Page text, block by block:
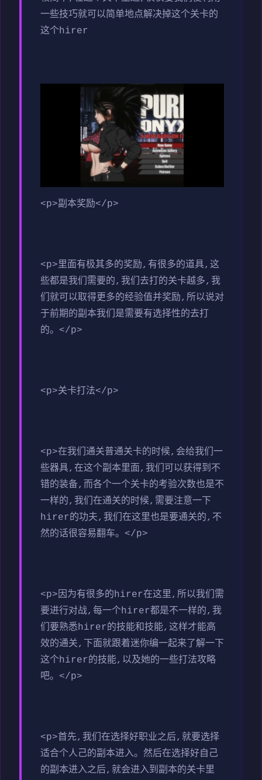
一些技巧就可以简单地点解决掉这个关卡的
这个hirer
<p>副本奖励</p>
<p>里面有极其多的奖励,有很多的道具,这
些都是我们需要的,我们去打的关卡越多,我
们就可以取得更多的经验值并奖励,所以说对
于前期的副本我们是需要有选择性的去打
的。</p>
<p>关卡打法</p>
<p>在我们通关普通关卡的时候,会给我们一
些器具,在这个副本里面,我们可以获得到不
错的装备,而各个一个关卡的考验次数也是不
一样的,我们在通关的时候,需要注意一下
hirer的功夫,我们在这里也是要通关的,不
然的话很容易翻车。</p>
<p>因为有很多的hirer在这里,所以我们需
要进行对战,每一个hirer都是不一样的,我
们要熟悉hirer的技能和技能,这样才能高
效的通关,下面就跟着迷你编一起来了解一下
这个hirer的技能,以及她的一些打法攻略
吧。</p>
<p>首先,我们在选择好职业之后,就要选择
适合个人己的副本进入。然后在选择好自己
的副本进入之后,就会进入到副本的关卡里